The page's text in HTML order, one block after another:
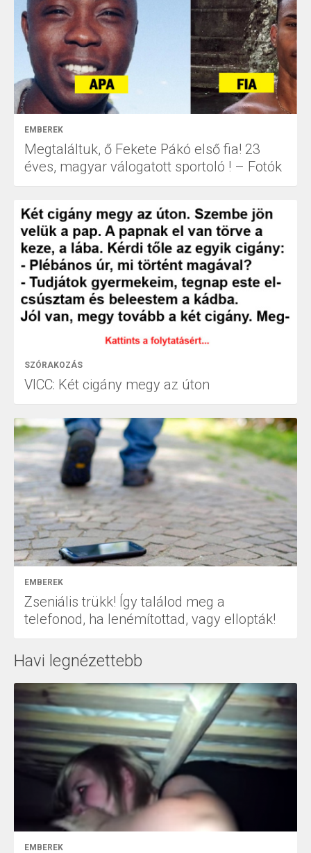
EMBEREK
Megtaláltuk, ő Fekete Pákó első fia! 23
éves, magyar válogatott sportoló ! – Fotók
SZÓRAKOZÁS
VICC: Két cigány megy az úton
EMBEREK
Zseniális trükk! Így találod meg a
telefonod, ha lenémítottad, vagy ellopták!
Havi legnézettebb
EMBEREK